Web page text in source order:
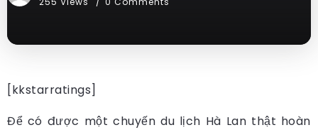
[kkstarratings]
Để có được một chuyến du lịch Hà Lan thật hoàn